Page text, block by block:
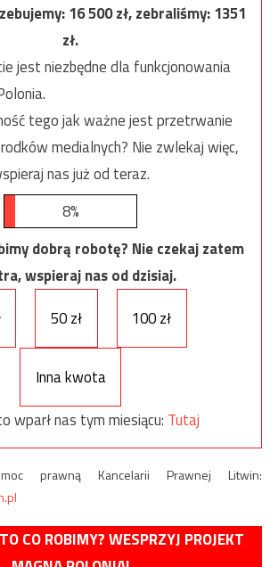
16 500zł, zebraliśmy:1351
zł.
jest niezbędne dla funkcjonowania
tego jak ważne jest przetrwanie
medialnych? Nie zwlekaj więc,
nas już od teraz.
8%
dobrą robotę? Nie czekaj zatem
wspieraj nas od dzisiaj.
50 zł 100 zł
Inna kwota
wparł nas tym miesiącu: Tutaj
prawną Kancelarii Prawnej Litwin:
CO ROBIMY? WESPRZYJ PROJEKT